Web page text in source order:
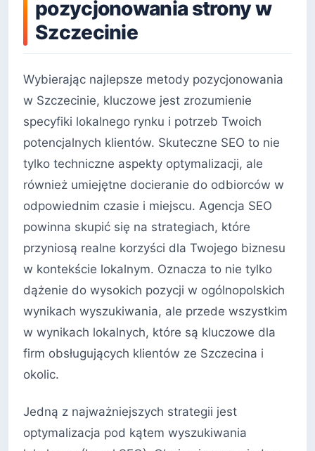
pozycjonowania strony w
Szczecinie
Wybierając najlepsze metody pozycjonowania
w Szczecinie, kluczowe jest zrozumienie
specyfiki lokalnego rynku i potrzeb Twoich
potencjalnych klientów. Skuteczne SEO to nie
tylko techniczne aspekty optymalizacji, ale
również umiejętne docieranie do odbiorców w
odpowiednim czasie i miejscu. Agencja SEO
powinna skupić się na strategiach, które
przyniosą realne korzyści dla Twojego biznesu
w kontekście lokalnym. Oznacza to nie tylko
dążenie do wysokich pozycji w ogólnopolskich
wynikach wyszukiwania, ale przede wszystkim
w wynikach lokalnych, które są kluczowe dla
firm obsługujących klientów ze Szczecina i
okolic.
Jedną z najważniejszych strategii jest
optymalizacja pod kątem wyszukiwania